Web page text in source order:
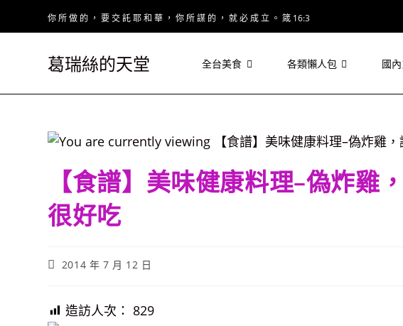
你 所 做 的 ， 要 交 託 耶 和 華 ， 你 所 謀 的 ， 就 必 成 立 。 箴 16:3
葛瑞絲的天堂 全台美食 各類懶人包 國
【食譜】美味健康料理–偽炸雞
很好吃
Post2014 年 7 月 12 日
造訪人次： 829